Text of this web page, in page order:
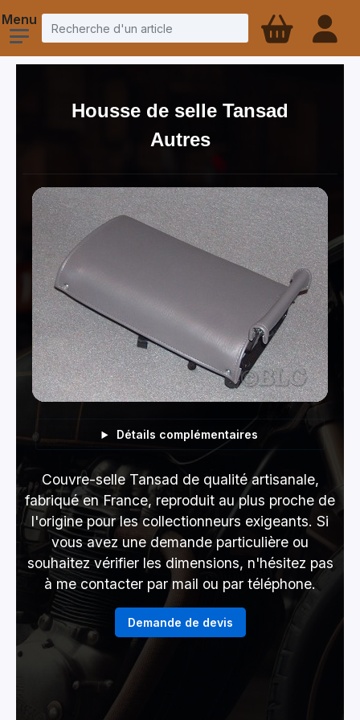
Housse de selle Tansad
Autres
Détails complémentaires
Couvre-selle Tansad de qualité artisanale,
fabriqué en France, reproduit au plus proche de
l'origine pour les collectionneurs exigeants. Si
vous avez une demande particulière ou
souhaitez vérifier les dimensions, n'hésitez pas
à me contacter par mail ou par téléphone.
Demande de devis